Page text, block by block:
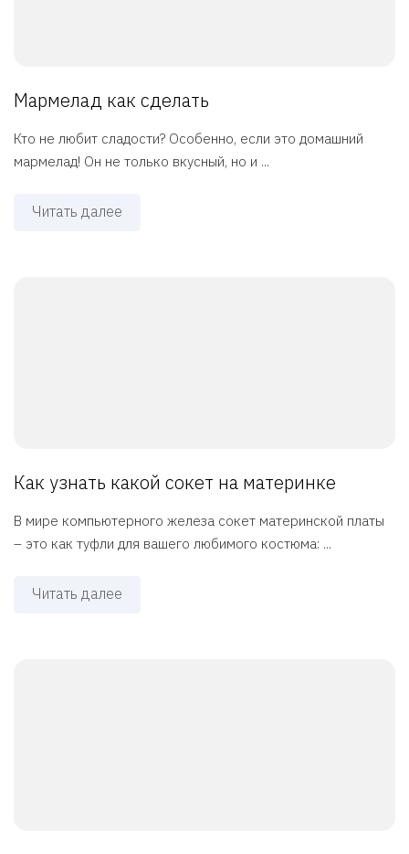
Мармелад как сделать
Кто не любит сладости? Особенно, если это домашний
мармелад! Он не только вкусный, но и ...
Читать далее
Как узнать какой сокет на материнке
В мире компьютерного железа сокет материнской платы
– это как туфли для вашего любимого костюма: ...
Читать далее